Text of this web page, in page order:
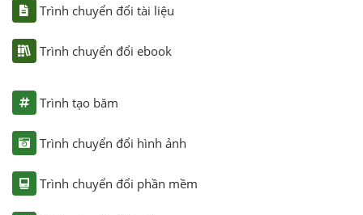
Trình chuyển đổi tài liệu
Trình chuyển đổi ebook
Trình tạo băm
Trình chuyển đổi hình ảnh
Trình chuyển đổi phần mềm